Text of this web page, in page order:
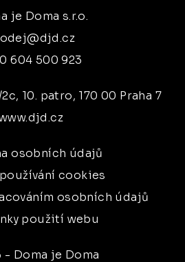
je Doma s.r.o.
604 500 923
10. patro, 170 00 Praha 7
osobních údajů
cookies
osobních údajů
použití webu
- Doma je Doma